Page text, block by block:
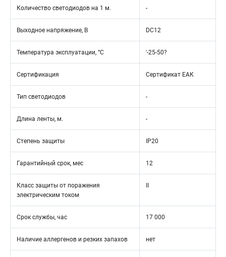
Количество светодиодов на 1 м. -
Выходное напряжение, В DC12
Температура эксплуатации, °С '-25-50?
Сертификация Сертификат ЕАК
Тип светодиодов -
Длина ленты, м. -
Степень защиты IP20
Гарантийный срок, мес 12
Класс защиты от поражения
электрическим током
Срок службы, час 17 000
Наличие аллергенов и резких запахов нет